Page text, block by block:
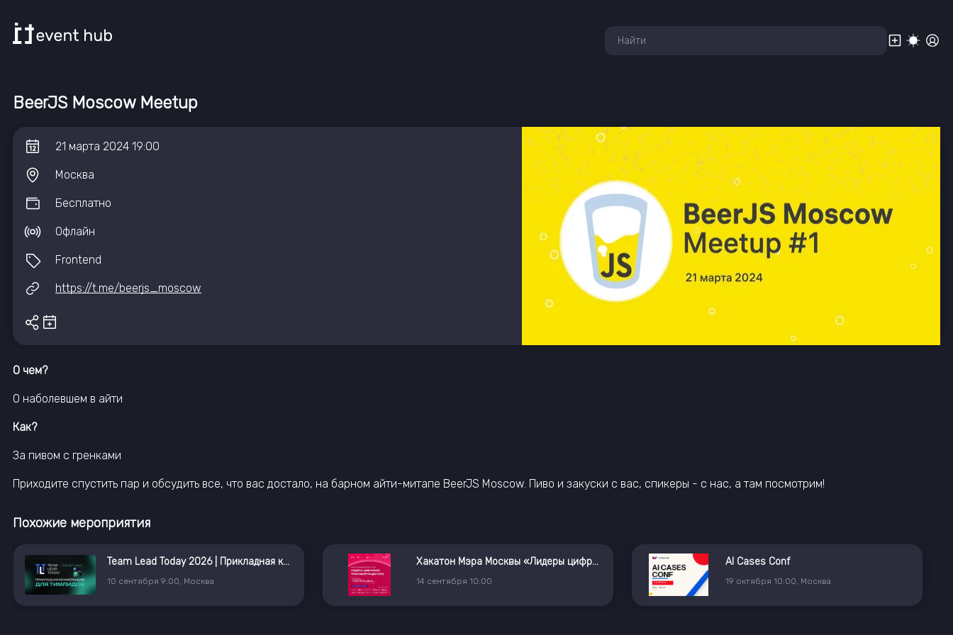
BeerJS Moscow Meetup
21 марта 2024 19:00
Москва
Бесплатно
Офлайн
Frontend
https://t.me/beerjs_moscow
О чем?
О наболевшем в айти
Как?
За пивом с гренками
Приходите спустить пар и обсудить все, что вас достало, на барном айти-митапе BeerJS Moscow. Пиво и закуски с вас, спикеры - с нас, а там посмотрим!
Похожие мероприятия
Team Lead Today 2026 | Прикладная конференция для тимлидов
10 сентября 9:00 Москва
Хакатон Мэра Москвы «Лидеры цифровой трансформации»
14 сентября 10:00
AI Cases Conf
19 октября 10:00 Москва